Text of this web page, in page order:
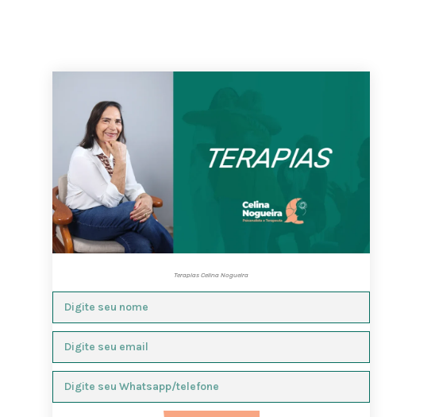
Terapias Celina Nogueira